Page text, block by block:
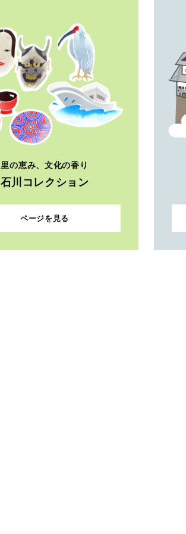
里の恵み、文化の香り
石川コレクション
ページを見る